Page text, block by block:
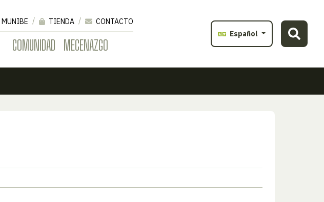
COMUNIDAD MECENAZGO
MUNIBE TIENDA
CONTACTO
Español